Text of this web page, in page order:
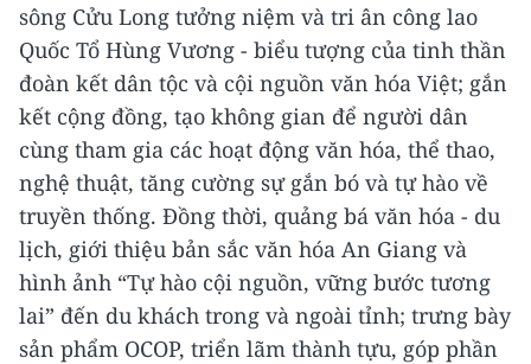
sông Cửu Long tưởng niệm và tri ân công lao
Quốc Tổ Hùng Vương - biểu tượng của tinh thần
đoàn kết dân tộc và cội nguồn văn hóa Việt; gắn
kết cộng đồng, tạo không gian để người dân
cùng tham gia các hoạt động văn hóa, thể thao,
nghệ thuật, tăng cường sự gắn bó và tự hào về
truyền thống. Đồng thời, quảng bá văn hóa - du
lịch, giới thiệu bản sắc văn hóa An Giang và
hình ảnh “Tự hào cội nguồn, vững bước tương
lai” đến du khách trong và ngoài tỉnh; trưng bày
sản phẩm OCOP, triển lãm thành tựu, góp phần